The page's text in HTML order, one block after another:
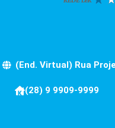
(End. Virtual) Rua
(28) 9 9909-9999